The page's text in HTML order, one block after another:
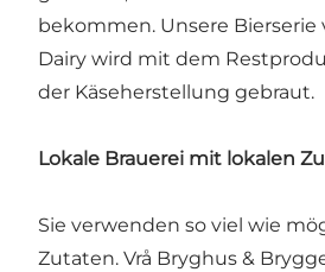
bekommen. Unsere
Dairy wird mit dem
der Käseherstellung gebraut.
Lokale Brauerei mit lokalen
Sie verwenden so viel wie
Zutaten. Vrå Bryghus &